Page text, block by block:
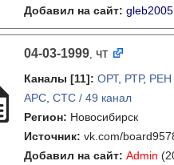
Добавил на сайт: gleb2005
04-03-1999, чт
Каналы [11]: ОРТ, РТР, РЕН
АРС СТС / 49 канал
Регион: Новосибирск
Источник: vk.com/
Добавил на сайт: Admin